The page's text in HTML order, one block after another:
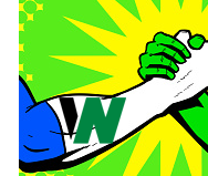
Throwback: Bret
Perfect:
Championship
SCSA867-Jul 26 2026
Lucha Libre AAA:
Unknown-Jul 26 2026